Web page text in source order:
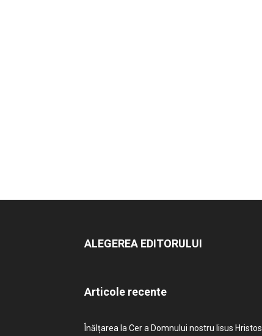
ALEGEREA EDITORULUI
Articole recente
Înălțarea la Cer a Domnului nostru Iisus Hristos